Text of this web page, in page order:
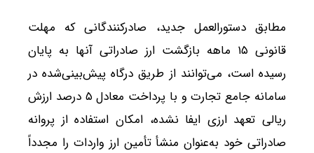
مطابق دستورالعمل جدید، صادرکنندگانی که مهلت
قانونی ۱۵ ماهه بازگشت ارز صادراتی آنها به پایان
رسیده است، می‌توانند از طریق درگاه پیش‌بینی‌شده در
سامانه جامع تجارت و با پرداخت معادل ۵ درصد ارزش
ریالی تعهد ارزی ایفا نشده، امکان استفاده از پروانه
صادراتی خود به‌عنوان منشأ تأمین ارز واردات را مجدداً